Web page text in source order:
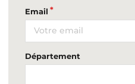
Email
Département